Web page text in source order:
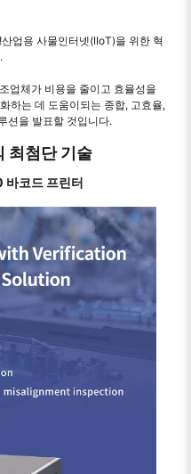
업용 사물인터넷(IIoT)을 위한 혁
업체가 비용을 줄이고 효율성을
하는 데 도움이되는 종합, 고효율,
션을 발표할 것입니다.
최첨단 기술
코드 프린터